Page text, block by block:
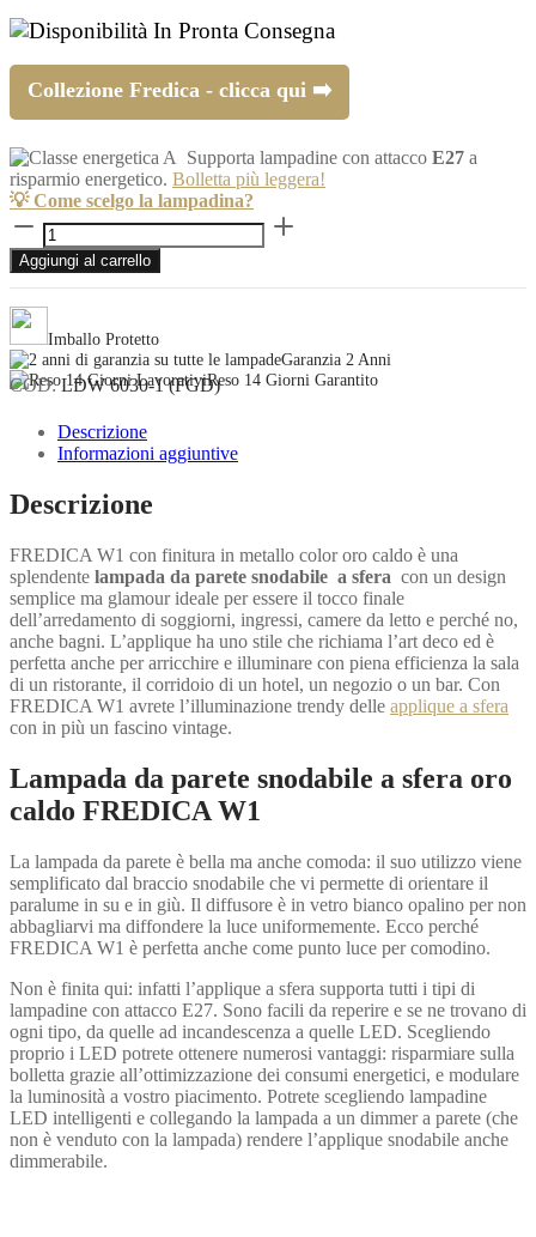
In Pronta Consegna
Collezione Fredica - clicca qui ➡️
Supporta lampadine con attacco E27 a
risparmio energetico. Bolletta più leggera!
💡 Come scelgo la lampadina?
Applique
a
sfera
oro
caldo
con
snodo
FREDICA
W1
Aggiungi al carrello
Imballo Protetto
Garanzia 2 Anni
Reso 14 Giorni Garantito
COD:LDW 6030-1 (FGD)
Descrizione
Informazioni aggiuntive
Descrizione
FREDICA W1 con finitura in metallo color oro caldo è una
splendente lampada da parete snodabile a sfera con un design
semplice ma glamour ideale per essere il tocco finale
dell’arredamento di soggiorni, ingressi, camere da letto e perché no,
anche bagni. L’applique ha uno stile che richiama l’art deco ed è
perfetta anche per arricchire e illuminare con piena efficienza la sala
di un ristorante, il corridoio di un hotel, un negozio o un bar. Con
FREDICA W1 avrete l’illuminazione trendy delle applique a sfera
con in più un fascino vintage.
Lampada da parete snodabile a sfera oro
caldo FREDICA W1
La lampada da parete è bella ma anche comoda: il suo utilizzo viene
semplificato dal braccio snodabile che vi permette di orientare il
paralume in su e in giù. Il diffusore è in vetro bianco opalino per non
abbagliarvi ma diffondere la luce uniformemente. Ecco perché
FREDICA W1 è perfetta anche come punto luce per comodino.
Non è finita qui: infatti l’applique a sfera supporta tutti i tipi di
lampadine con attacco E27. Sono facili da reperire e se ne trovano di
ogni tipo, da quelle ad incandescenza a quelle LED. Scegliendo
proprio i LED potrete ottenere numerosi vantaggi: risparmiare sulla
bolletta grazie all’ottimizzazione dei consumi energetici, e modulare
la luminosità a vostro piacimento. Potrete scegliendo lampadine
LED intelligenti e collegando la lampada a un dimmer a parete (che
non è venduto con la lampada) rendere l’applique snodabile anche
dimmerabile.